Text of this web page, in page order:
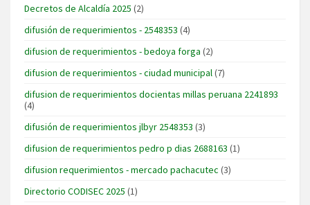
Decretos de Alcaldía 2025 (2)
difusión de requerimientos - 2548353 (4)
difusion de requerimientos - bedoya forga (2)
difusion de requerimientos - ciudad municipal(7)
difusion de requerimientos docientas millas peruana 2241893
(4)
difusión de requerimientos jlbyr 2548353 (3)
difusion de requerimientos pedro p dias 2688163 (1)
difusion requerimientos - mercado pachacutec (3)
Directorio CODISEC 2025 (1)